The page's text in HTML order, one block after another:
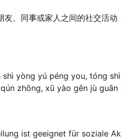
友、同事或家人之间的社交活
yòng yú péng you, tóng
zhōng, xū yào gēn jù
ist geeignet für soziale